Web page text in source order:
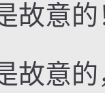
意的
意的